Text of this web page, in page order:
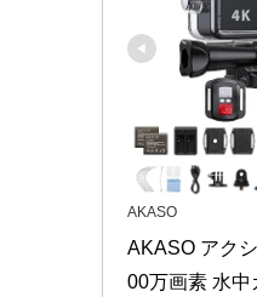
AKASO
AKASO アク
00万画素 水